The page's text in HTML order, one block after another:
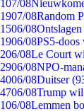
107/08
1907/08Random
1506/08
1906/08PS5-doos
206/08Le Court
2906/08NPO-
4006/08Duitser
4706/08Trump wil
106/08Lemmen